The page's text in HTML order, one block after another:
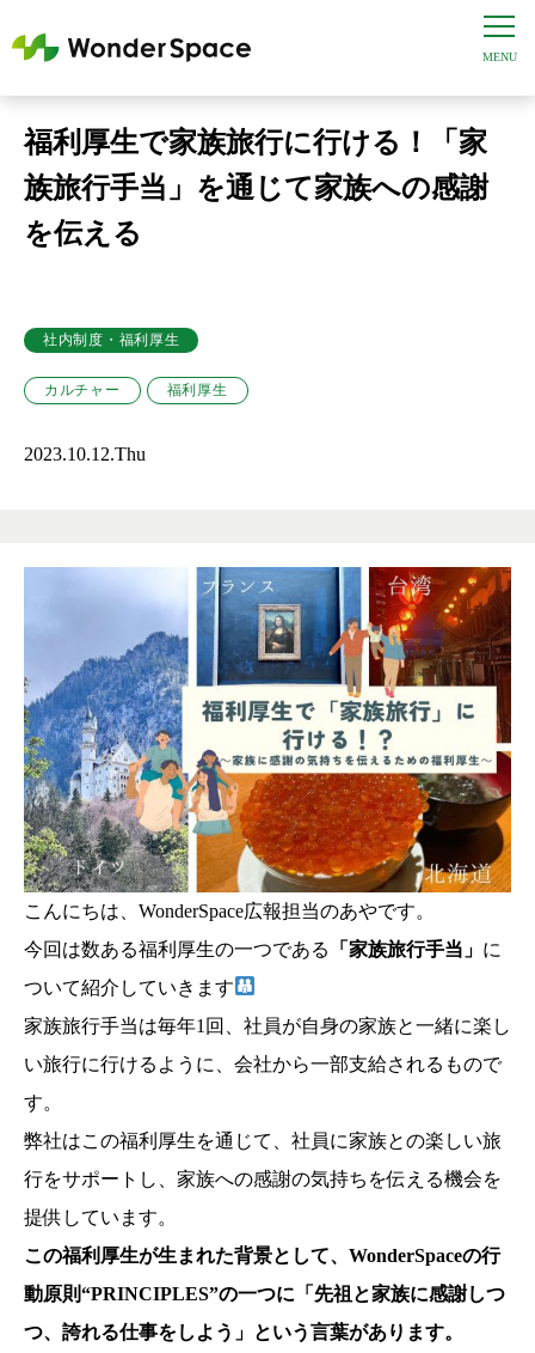
福利厚生で家族旅行に行ける！「家
族旅行手当」を通じて家族への感謝
を伝える
社内制度・福利厚生
カルチャー 福利厚生
2023.10.12.Thu
こんにちは、WonderSpace広報担当のあやです。
今回は数ある福利厚生の一つである
「家族旅行手当」 に
ついて紹介していきます
家族旅行手当は毎年1回、社員が自身の家族と一緒に楽し
い旅行に行けるように、会社から一部支給されるもので
す。
弊社はこの福利厚生を通じて、社員に家族との楽しい旅
行をサポートし、家族への感謝の気持ちを伝える機会を
提供しています。
この福利厚生が生まれた背景として、WonderSpaceの行
動原則“PRINCIPLES”の一つに「先祖と家族に感謝しつ
つ、誇れる仕事をしよう」という言葉があります。